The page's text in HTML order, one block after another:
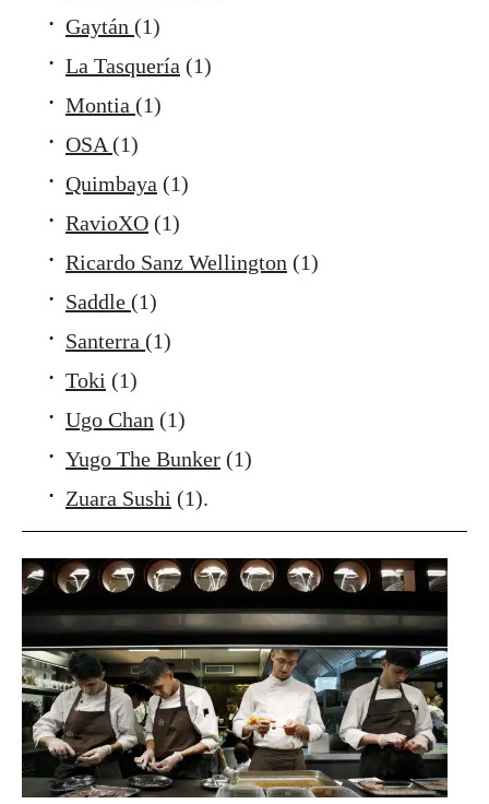
Gaytán (1)
La Tasquería (1)
Montia (1)
OSA (1)
Quimbaya (1)
RavioXO (1)
Ricardo Sanz Wellington (1)
Saddle (1)
Santerra (1)
Toki (1)
Ugo Chan (1)
Yugo The Bunker (1)
Zuara Sushi (1).